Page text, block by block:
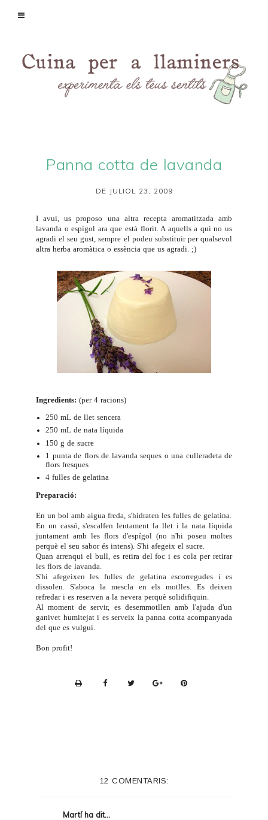
Panna cotta de lavanda
DE JULIOL 23, 2009
I avui, us proposo una altra recepta aromatitzada amb
lavanda o espígol ara que està florit. A aquells a qui no us
agradi el seu gust, sempre el podeu substituir per qualsevol
altra herba aromàtica o essència que us agradi. ;)
Ingredients: (per 4 racions)
250 mL de llet sencera
250 mL de nata líquida
150 g de sucre
1 punta de flors de lavanda seques o una culleradeta de
flors fresques
4 fulles de gelatina
Preparació:
En un bol amb aigua freda, s'hidraten les fulles de gelatina.
En un cassó, s'escalfen lentament la llet i la nata líquida
juntament amb les flors d'espígol (no n'hi poseu moltes
perquè el seu sabor és intens). S'hi afegeix el sucre.
Quan arrenqui el bull, es retira del foc i es cola per retirar
les flors de lavanda.
S'hi afegeixen les fulles de gelatina escorregudes i es
dissolen. S'aboca la mescla en els motlles. Es deixen
refredar i es reserven a la nevera perquè solidifiquin.
Al moment de servir, es desemmotllen amb l'ajuda d'un
ganivet humitejat i es serveix la panna cotta acompanyada
del que es vulgui.
Bon profit!
12 COMENTARIS:
Martíha dit...